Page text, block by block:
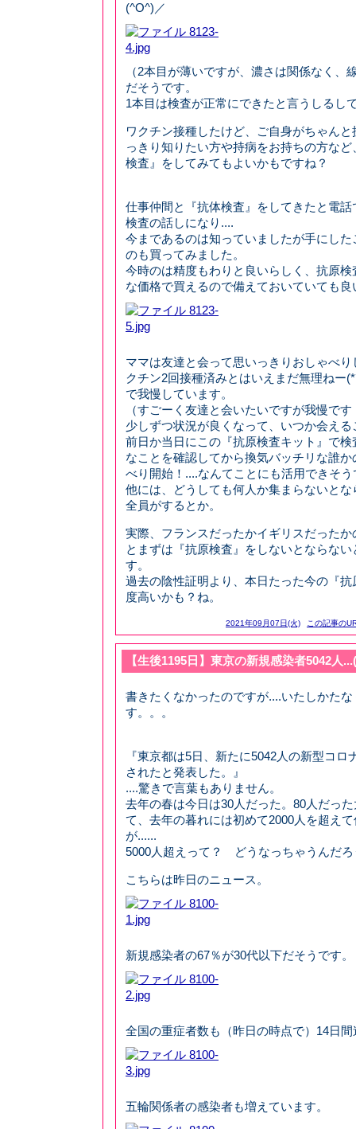
(^O^)／
（2本目が薄いですが、濃さは関係なく、
だそうです。
1本目は検査が正常にできたと言うしるし
ワクチン接種したけど、ご自身がちゃん
っきり知りたい方や持病をお持ちの方な
検査』をしてみてもよいかもですね？
仕事仲間と『抗体検査』をしてきたと電
検査の話しになり....
今まであるのは知っていましたが手にし
のも買ってみました。
今時のは精度もわりと良いらしく、抗原
な価格で買えるので備えておいていても良
ママは友達と会って思いっきりおしゃべ
クチン2回接種済みとはいえまだ無理ねー
で我慢しています。
（すごーく友達と会いたいですが我慢です
少しずつ状況が良くなって、いつか会え
前日か当日にこの『抗原検査キット』で
なことを確認してから換気バッチリな誰
べり開始！....なんてことにも活用できそ
他には、どうしても何人か集まらないと
全員がするとか。
実際、フランスだったかイギリスだった
とまずは『抗原検査』をしないとならな
す。
過去の陰性証明より、本日たった今の『
度高いかも？ね。
2021年09月07日(火) この記事の
【生後1195日】東京の新規感染者5042人
書きたくなかったのですが....いたしかた
す。。。
『東京都は5日、新たに5042人の新型コロ
されたと発表した。』
....驚きで言葉もありません。
去年の春は今日は30人だった。80人だっ
て、去年の暮れには初めて2000人を超え
が......
5000人超えって？ どうなっちゃうんだろ
こちらは昨日のニュース。
新規感染者の67％が30代以下だそうです。
全国の重症者数も（昨日の時点で）14日
五輪関係者の感染者も増えています。